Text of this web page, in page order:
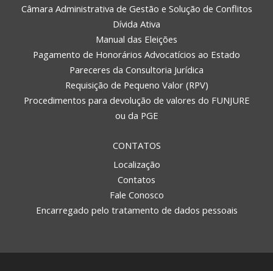
Câmara Administrativa de Gestão e Solução de Conflitos
Dívida Ativa
Manual das Eleições
Pagamento de Honorários Advocatícios ao Estado
Pareceres da Consultoria Jurídica
Requisição de Pequeno Valor (RPV)
Procedimentos para devolução de valores do FUNJURE
ou da PGE
CONTATOS
Localização
Contatos
Fale Conosco
Encarregado pelo tratamento de dados pessoais